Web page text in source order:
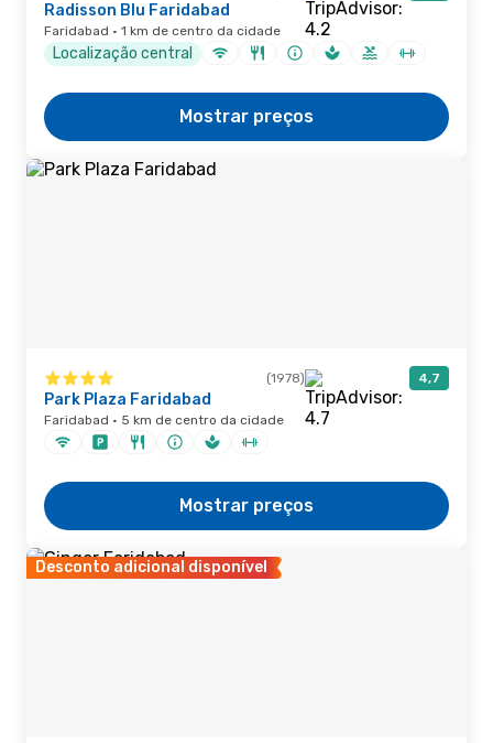
Radisson Blu Faridabad
Faridabad · 1 km de centro da cidade
Localização central
Mostrar preços
(1978) 4,7
Park Plaza Faridabad
Faridabad · 5 km de centro da cidade
Mostrar preços
Desconto adicional disponível